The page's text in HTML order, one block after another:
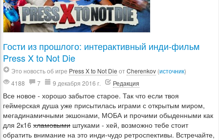
Гости из прошлого: интерактивный инди-фильм
Press X to Not Die
Это новость об игре Press X to Not Die отCherenkov (источник)
4188
7 9 декабря 2016 г. Редакция
Все новое - хорошо забытое старое. Так что если твоя
геймерская душа уже присытилась играми с открытым миром,
мегадинамичными экшонами, МОБА и прочими обыденными как
для 2к16 хламовыми штуками - хей, возможно тебе стоит
обратить внимание на это инди-чудо ретроспективы. Встречайте,